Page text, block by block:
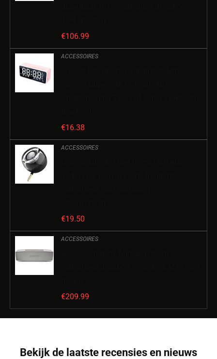
€106.99
ACCESSOIRES
€16.38
ACCESSOIRES
€19.50
ACCESSOIRES
€209.99
Bekijk de laatste recensies en nieuws